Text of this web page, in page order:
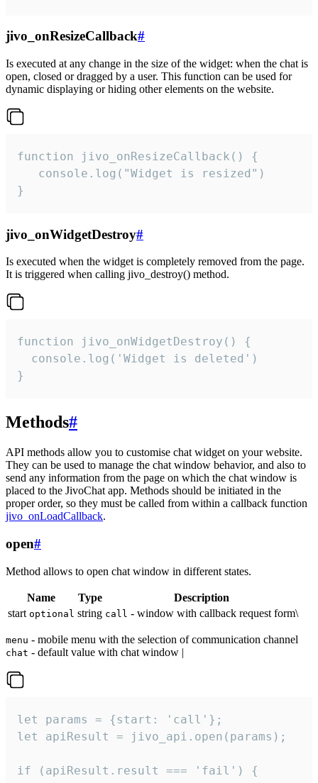
jivo_onResizeCallback#
Is executed at any change in the size of the widget: when the chat is
open, closed or dragged by a user. This function can be used for
dynamic displaying or hiding other elements on the website.
function jivo_onResizeCallback() {
   console.log("Widget is resized")
}
jivo_onWidgetDestroy#
Is executed when the widget is completely removed from the page.
It is triggered when calling jivo_destroy() method.
function jivo_onWidgetDestroy() {
  console.log('Widget is deleted')
}
Methods#
API methods allow you to customise chat widget on your website.
They can be used to manage the chat window behavior, and also to
send any information from the page on which the chat window is
placed to the JivoChat app. Methods should be initiated in the
proper order, so they must be called from within a callback function
jivo_onLoadCallback.
open#
Method allows to open chat window in different states.
Name Type
Description
start optional string call - window with callback request form\
menu - mobile menu with the selection of communication channel
chat - default value with chat window |
let params = {start: 'call'};
let apiResult = jivo_api.open(params);
if (apiResult.result === 'fail') {